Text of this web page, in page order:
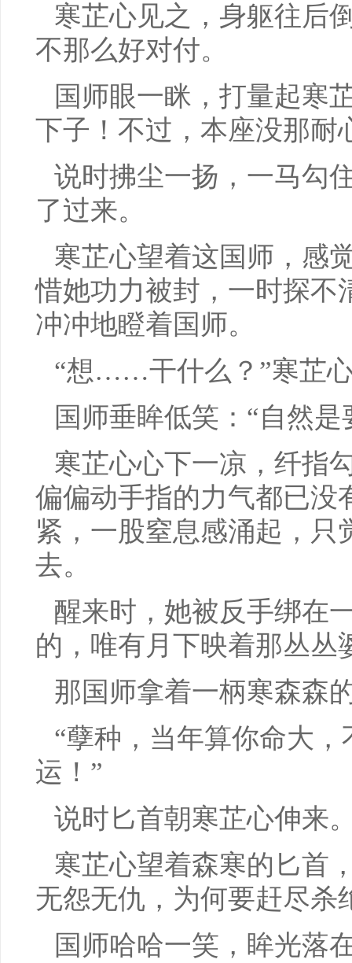
寒芷心见之，身躯往后
不那么好对付。
国师眼一眯，打量起寒
下子！不过，本座没那耐
说时拂尘一扬，一马勾
了过来。
寒芷心望着这国师，感
惜她功力被封，一时探不
冲冲地瞪着国师。
“想……干什么？”寒芷
国师垂眸低笑：“自然是
寒芷心心下一凉，纤指
偏偏动手指的力气都已没
紧，一股窒息感涌起，只
去。
醒来时，她被反手绑在
的，唯有月下映着那丛丛
那国师拿着一柄寒森森
“孽种，当年算你命大
运！”
说时匕首朝寒芷心伸来
寒芷心望着森寒的匕首
无怨无仇，为何要赶尽杀
国师哈哈一笑，眸光落